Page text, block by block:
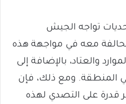
تواجه الجيش
معه في مواجهة هذه
والعتاد، بالإضافة إلى
المنطقة. ومع ذلك، فإن
قدرة على التصدي لهذه